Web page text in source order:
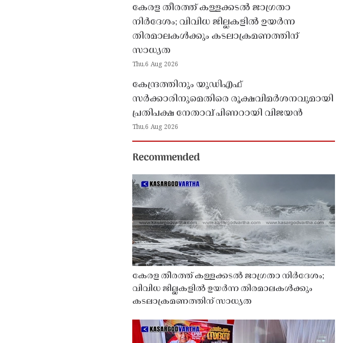
കേരള തീരത്ത് കള്ളക്കടൽ ജാഗ്രതാ
നിർദേശം; വിവിധ ജില്ലകളിൽ ഉയർന്ന
തിരമാലകൾക്കും കടലാക്രമണത്തിന്
സാധ്യത
Thu,6 Aug 2026
കേന്ദ്രത്തിനും യുഡിഎഫ്
സർക്കാരിനുമെതിരെ രൂക്ഷവിമർശനവുമായി
പ്രതിപക്ഷ നേതാവ് പിണറായി വിജയൻ
Thu,6 Aug 2026
Recommended
കേരള തീരത്ത് കള്ളക്കടൽ ജാഗ്രതാ നിർദേശം;
വിവിധ ജില്ലകളിൽ ഉയർന്ന തിരമാലകൾക്കും
കടലാക്രമണത്തിന് സാധ്യത